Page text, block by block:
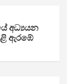
අධ්‍යයන
ඇරඹේ